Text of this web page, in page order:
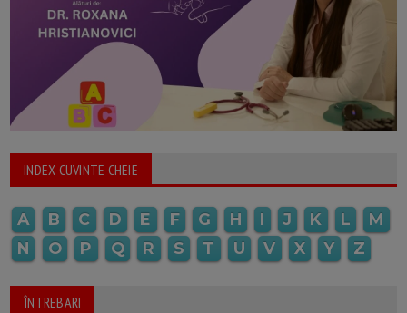
INDEX CUVINTE CHEIE
A B C D E F G H I J K L
M
N
O P Q R S T U V X Y Z
ÎNTREBARI